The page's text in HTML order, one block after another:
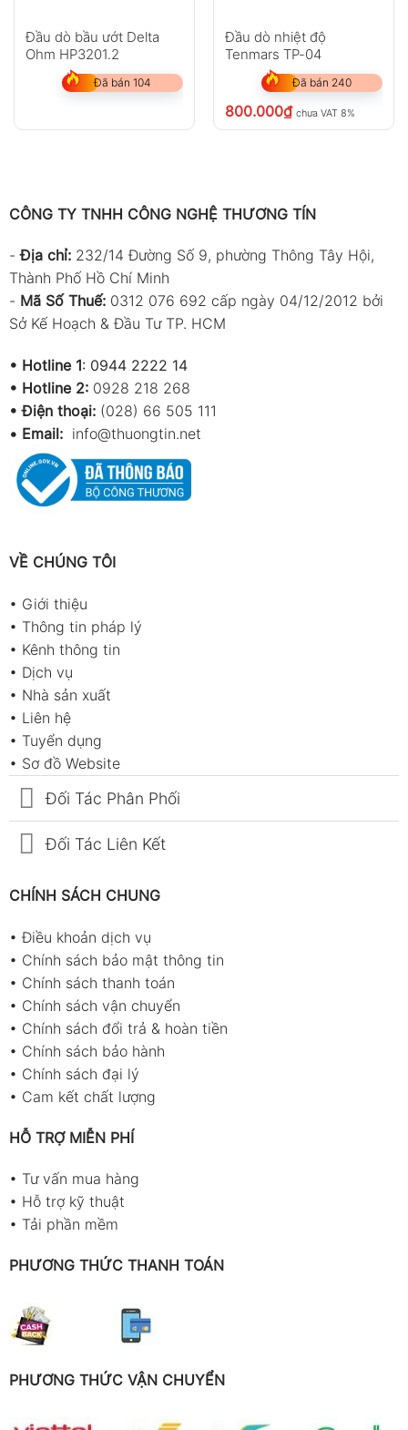
Đầu dò bầu ướt Delta
Ohm HP3201.2
Đã bán 104
Đầu dò nhiệt độ
Tenmars TP-04
Đã bán 240
800.000₫ chưa VAT 8%
CÔNG TY TNHH CÔNG NGHỆ THƯƠNG TÍN
-Địa chỉ: 232/14 Đường Số 9, phường Thông Tây Hội,
Thành Phố Hồ Chí Minh
- Mã Số Thuế: 0312 076 692 cấp ngày 04/12/2012 bởi
Sở Kế Hoạch & Đầu Tư TP. HCM
• Hotline 1: 0944 2222 14
• Hotline 2: 0928 218 268
• Điện thoại: (028) 66 505 111
• Email: info@thuongtin.net
VỀ CHÚNG TÔI
• Giới thiệu
• Thông tin pháp lý
• Kênh thông tin
• Dịch vụ
• Nhà sản xuất
• Liên hệ
• Tuyển dụng
• Sơ đồ Website
Đối Tác Phân Phối
Đối Tác Liên Kết
CHÍNH SÁCH CHUNG
•Điều khoản dịch vụ
• Chính sách bảo mật thông tin
• Chính sách thanh toán
• Chính sách vận chuyển
• Chính sách đổi trả & hoàn tiền
• Chính sách bảo hành
• Chính sách đại lý
• Cam kết chất lượng
HỖ TRỢ MIỄN PHÍ
• Tư vấn mua hàng
• Hỗ trợ kỹ thuật
• Tải phần mềm
PHƯƠNG THỨC THANH TOÁN
PHƯƠNG THỨC VẬN CHUYỂN